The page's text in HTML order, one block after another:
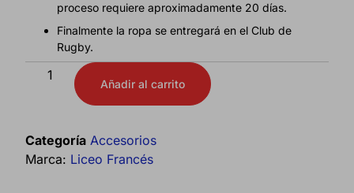
proceso requiere aproximadamente 20 días.
Finalmente la ropa se entregará en el Club de
Rugby.
Añadir al carrito
Categoría Accesorios
Marca: Liceo Francés